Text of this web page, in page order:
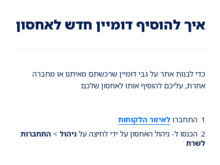
navigation
איך להוסיף דומיין חדש לאחסון
כדי לבנות אתר על גבי דומיין שרכשתם מאיתנו או מחברה
אחרת, עליכם להוסיף אותו לאחסון שלכם.
1. התחברו
לאיזור הלקוחות
2. הכנסו ל- ניהול האחסון על ידי לחיצה על
ניהול > התחברות
לשרת